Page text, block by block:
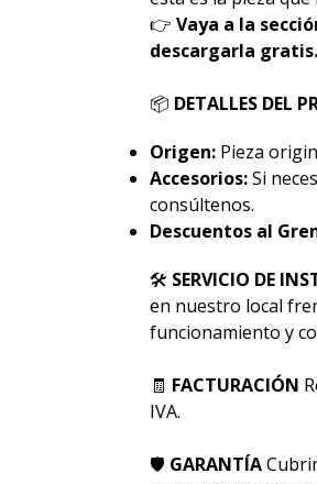
👉 Vaya a la
descargarla gratis.
📦 DETALLES DEL
Origen:Pieza
Accesorios:Si
consúltenos.
Descuentos al
🛠 SERVICIO DE
en nuestro local
funcionamiento y
🧾 FACTURACIÓN
IVA.
🛡 GARANTÍA